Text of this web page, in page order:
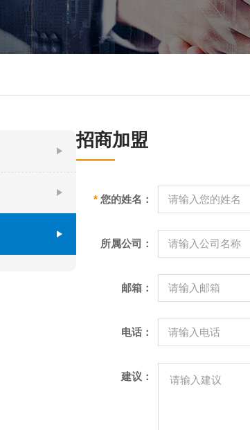
招商加盟
* 您的姓名：
所属公司：
邮箱：
电话：
建议：